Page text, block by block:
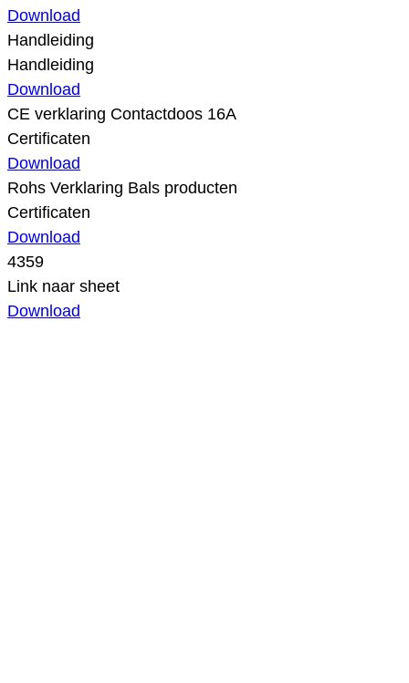
Download
Handleiding
Handleiding
Download
CE verklaring Contactdoos 16A
Certificaten
Download
Rohs Verklaring Bals producten
Certificaten
Download
4359
Link naar sheet
Download